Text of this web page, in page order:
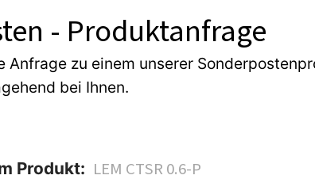
- Produktanfrage
Anfrage zu einem unserer
bei Ihnen.
Produkt: